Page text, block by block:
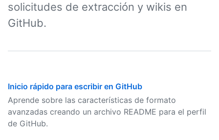
solicitudes de extracción y wikis en
GitHub.
Inicio rápido para escribir en GitHub
Aprende sobre las características de formato
avanzadas creando un archivo README para el perfil
de GitHub.